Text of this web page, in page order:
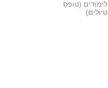
לימודים (טופס
טיולים)